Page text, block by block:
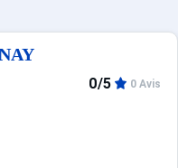
0/5 0 Avis